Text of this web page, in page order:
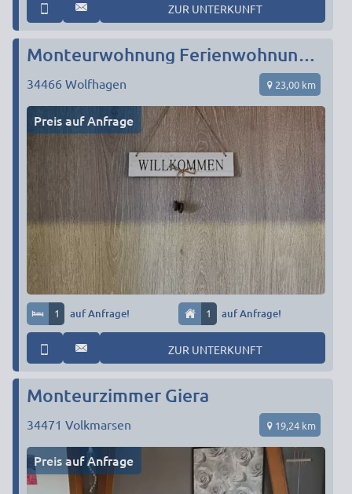
ZUR UNTERKUNFT
Monteurwohnung Ferienwohnung im Fachwerkhaus
34466 Wolfhagen 23,00 km
Preis auf Anfrage
1 auf Anfrage! 1 auf Anfrage!
ZUR UNTERKUNFT
Monteurzimmer Giera
34471 Volkmarsen 19,24 km
Preis auf Anfrage